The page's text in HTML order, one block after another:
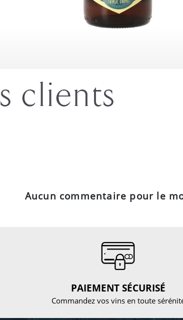
clients
Aucun commentaire pour le
PAIEMENT SÉCURISÉ
Commandez vos vins en toute